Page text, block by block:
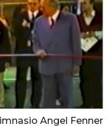
Angel Fenner